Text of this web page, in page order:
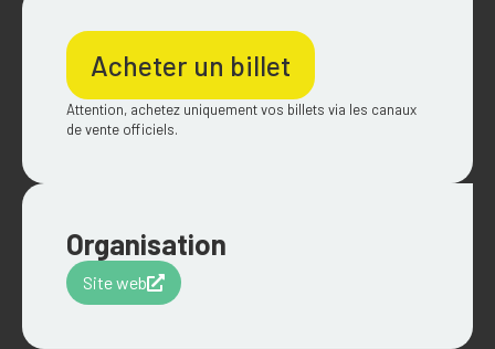
Acheter un billet
Attention, achetez uniquement vos billets via les canaux
de vente officiels.
Organisation
Site web